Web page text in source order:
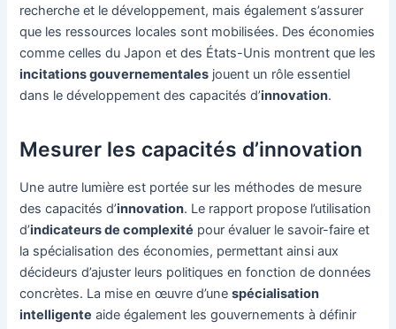
recherche et le développement, mais également s’assurer
que les ressources locales sont mobilisées. Des économies
comme celles du Japon et des États-Unis montrent que les
incitations gouvernementales jouent un rôle essentiel
dans le développement des capacités d’innovation.
Mesurer les capacités d’innovation
Une autre lumière est portée sur les méthodes de mesure
des capacités d’innovation. Le rapport propose l’utilisation
d’indicateurs de complexité pour évaluer le savoir-faire et
la spécialisation des économies, permettant ainsi aux
décideurs d’ajuster leurs politiques en fonction de données
concrètes. La mise en œuvre d’unespécialisation
intelligente aide également les gouvernements à définir